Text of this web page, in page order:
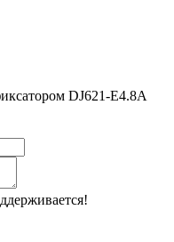
DJ621-E4.8A